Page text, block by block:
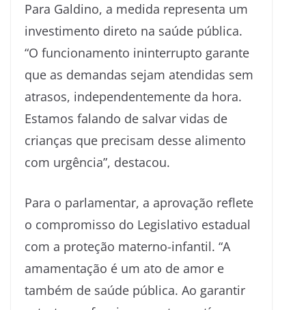
Para Galdino, a medida representa um
investimento direto na saúde pública.
“O funcionamento ininterrupto garante
que as demandas sejam atendidas sem
atrasos, independentemente da hora.
Estamos falando de salvar vidas de
crianças que precisam desse alimento
com urgência”, destacou.
Para o parlamentar, a aprovação reflete
o compromisso do Legislativo estadual
com a proteção materno-infantil. “A
amamentação é um ato de amor e
também de saúde pública. Ao garantir